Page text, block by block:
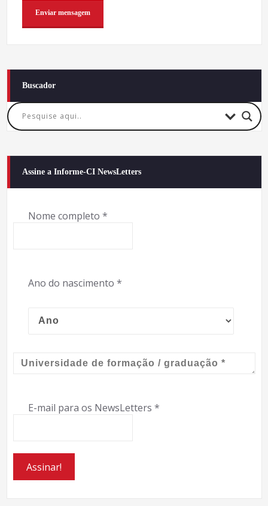
Buscador
Assine a Informe-CI NewsLetters
Nome completo *
Ano do nascimento *
E-mail para os NewsLetters *